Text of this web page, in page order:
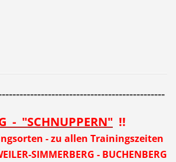
- "SCHNUPPERN"!!
- zu allen Trainingszeiten
SIMMERBERG - BUCHENBERG